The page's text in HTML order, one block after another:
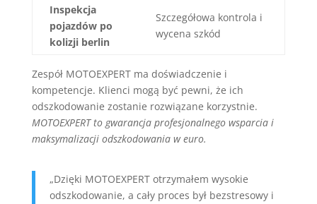
Inspekcja
pojazdów po
kolizji berlin
Szczegółowa kontrola i
wycena szkód
Zespół MOTOEXPERT ma doświadczenie i
kompetencje. Klienci mogą być pewni, że ich
odszkodowanie zostanie rozwiązane korzystnie.
MOTOEXPERT to gwarancja profesjonalnego wsparcia i
maksymalizacji odszkodowania w euro.
„Dzięki MOTOEXPERT otrzymałem wysokie
odszkodowanie, a cały proces był bezstresowy i